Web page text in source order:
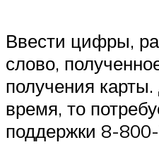
Ввести цифры,
слово,
получения карты.
время, то
поддержки 8-